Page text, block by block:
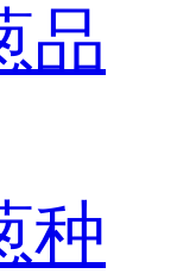
品
种